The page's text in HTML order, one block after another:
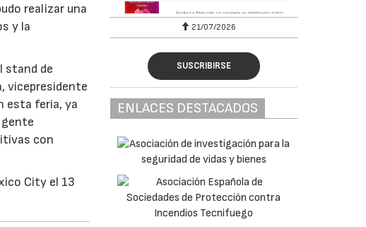
realizar una
y la
stand de
vicepresidente
esta feria, ya
con
City el 13
28/07/2026 21/07/2026
SUSCRIBIRSE
ENLACES DESTACADOS